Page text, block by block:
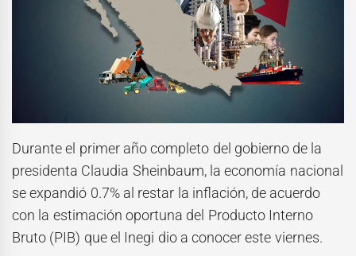
Durante el primer año completo del gobierno de la
presidenta Claudia Sheinbaum, la economía nacional
se expandió 0.7% al restar la inflación, de acuerdo
con la estimación oportuna del Producto Interno
Bruto (PIB) que el Inegi dio a conocer este viernes.